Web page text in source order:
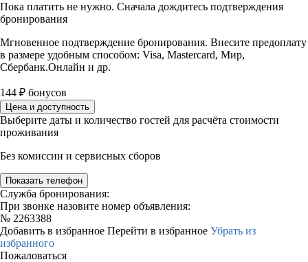
Пока платить не нужно. Сначала дождитесь подтверждения
бронирования
Мгновенное подтверждение бронирования. Внесите предоплату
в размере удобным способом: Visa, Mastercard, Мир,
Сбербанк.Онлайн и др.
144 ₽ бонусов
Цена и доступность
Выберите даты и количество гостей для расчёта стоимости
проживания
Без комиссии и сервисных сборов
Показать телефон
Служба бронирования:
При звонке назовите номер объявления:
№ 2263388
Добавить в избранное Перейти в избранное Убрать из
избранного
Пожаловаться